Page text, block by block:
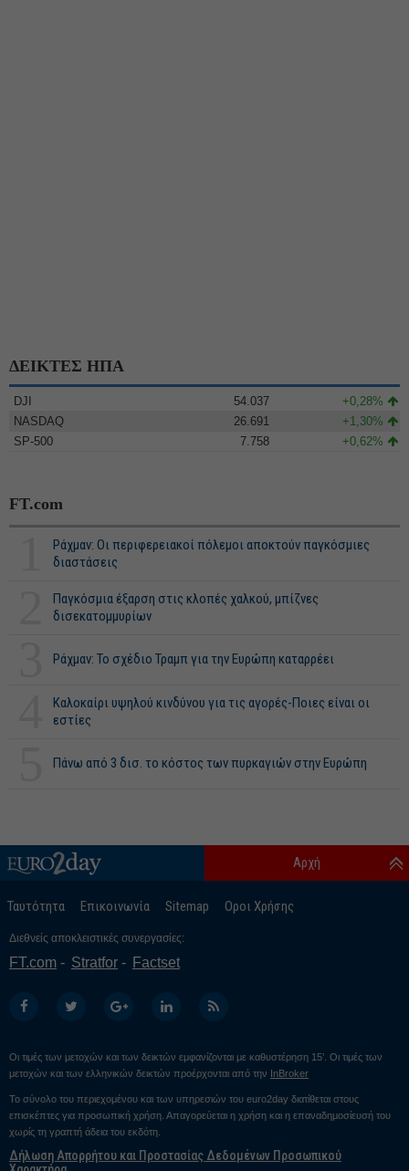
ΔΕΙΚΤΕΣ ΗΠΑ
DJI 54.037
+0,28%
NASDAQ
26.691
+1,30%
SP-500
7.758 +0,62%
FT.com
Ράχμαν: Οι περιφερειακοί πόλεμοι αποκτούν παγκόσμιες
διαστάσεις
Παγκόσμια έξαρση στις κλοπές χαλκού, μπίζνες
δισεκατομμυρίων
Ράχμαν: Το σχέδιο Τραμπ για την Ευρώπη καταρρέει
Καλοκαίρι υψηλού κινδύνου για τις αγορές-Ποιες είναι οι
εστίες
Πάνω από 3 δισ. το κόστος των πυρκαγιών στην Ευρώπη
Ταυτότητα Επικοινωνία Sitemap Οροι Χρήσης
Αρχή
Διεθνείς αποκλειστικές συνεργασίες:
FT.com Stratfor Factset
Οι τιμές των μετοχών και των δεικτών εμφανίζονται με καθυστέρηση 15’. Οι τιμές των
μετοχών και των ελληνικών δεικτών προέρχονται από την InBroker
Το σύνολο του περιεχομένου και των υπηρεσιών του euro2day διατίθεται στους
επισκέπτες για προσωπική χρήση. Απαγορεύεται η χρήση και η επαναδημοσίευσή του
χωρίς τη γραπτή άδεια του εκδότη.
Δήλωση Απορρήτου και Προστασίας Δεδομένων Προσωπικού